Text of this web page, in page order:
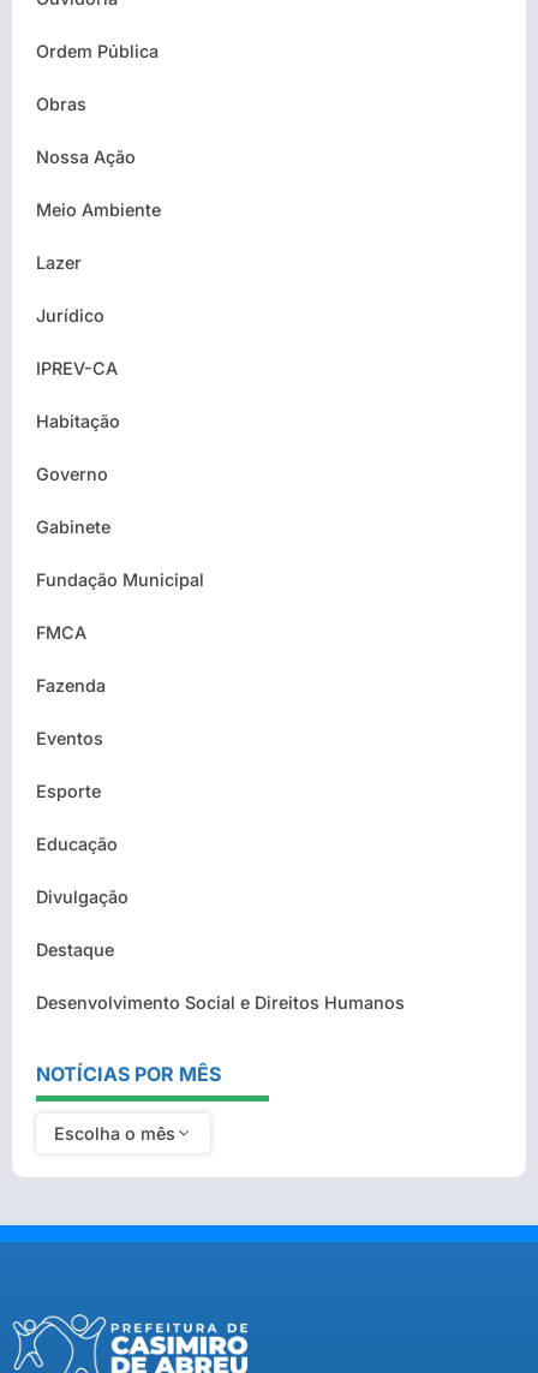
Ordem Pública
Obras
Nossa Ação
Meio Ambiente
Lazer
Jurídico
IPREV-CA
Habitação
Governo
Gabinete
Fundação Municipal
FMCA
Fazenda
Eventos
Esporte
Educação
Divulgação
Destaque
Desenvolvimento Social e Direitos Humanos
NOTÍCIAS POR MÊS
Escolha o mês